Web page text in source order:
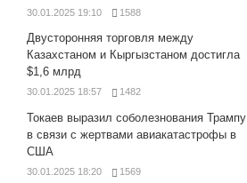
30.01.2025 19:10 1588
Двусторонняя торговля между
Казахстаном и Кыргызстаном достигла
$1,6 млрд
30.01.2025 18:57 1482
Токаев выразил соболезнования Трампу
в связи с жертвами авиакатастрофы в
США
30.01.2025 18:20 1569